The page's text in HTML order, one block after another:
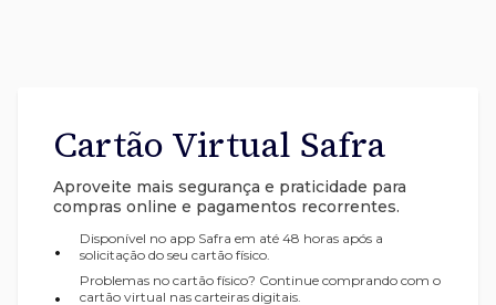
Cartão Virtual Safra
Aproveite mais segurança e praticidade para
compras online e pagamentos recorrentes.
•
Disponível no app Safra em até 48 horas após a
solicitação do seu cartão físico.
•
Problemas no cartão físico? Continue comprando com o
cartão virtual nas carteiras digitais.